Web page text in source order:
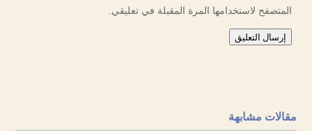
مقالات مشابهة
المتصفح لاستخدامها المرة المقبلة في تعليقي.
إرسال التعليق